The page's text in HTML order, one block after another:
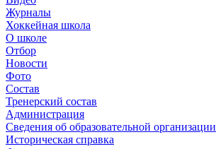
Журналы
Хоккейная школа
О школе
Отбор
Новости
Фото
Состав
Тренерский состав
Администрация
Сведения об образовательной организации
Историческая справка